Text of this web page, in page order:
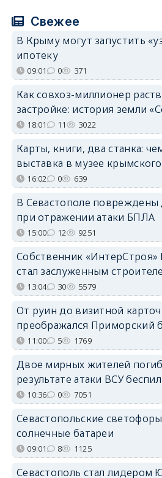
Свежее
В Крыму могут запустить
ипотеку
09:01 0 371
Как совхоз-миллионер
застройке: история земли
18:01 11 3022
Карты, книги, два станка:
выставка в музее
16:02 0 639
В Севастополе повреждены
при отражении атаки БПЛА
15:00 12 9251
Собственник «ИнтерСтроя»
стал заслуженным
13:04 30 5579
От руин до визитной
преображался Приморский
11:00 5 1769
Двое мирных жителей
результате атаки ВСУ
10:36 0 7051
Севастопольские
солнечные батареи
09:01 8 1125
Севастополь стал